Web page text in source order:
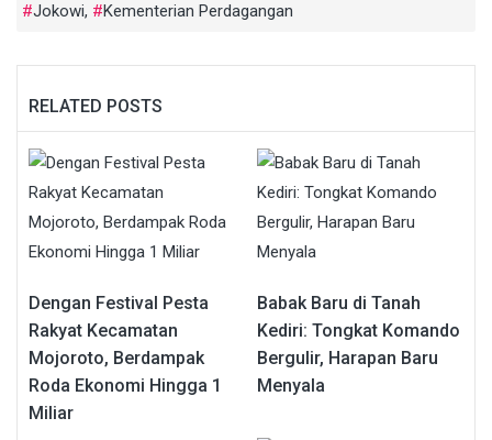
Jokowi, Kementerian Perdagangan
RELATED POSTS
Dengan Festival Pesta
Rakyat Kecamatan
Mojoroto, Berdampak
Roda Ekonomi Hingga 1
Miliar
Babak Baru di Tanah
Kediri: Tongkat Komando
Bergulir, Harapan Baru
Menyala